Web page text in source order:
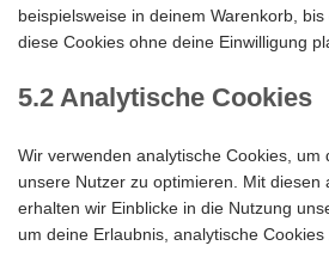
beispielsweise in deinem Warenkorb,
diese Cookies ohne deine Einwilligung
5.2 Analytische Cookies
Wir verwenden analytische Cookies, um
unsere Nutzer zu optimieren. Mit diesen
erhalten wir Einblicke in die Nutzung
um deine Erlaubnis, analytische Cookies